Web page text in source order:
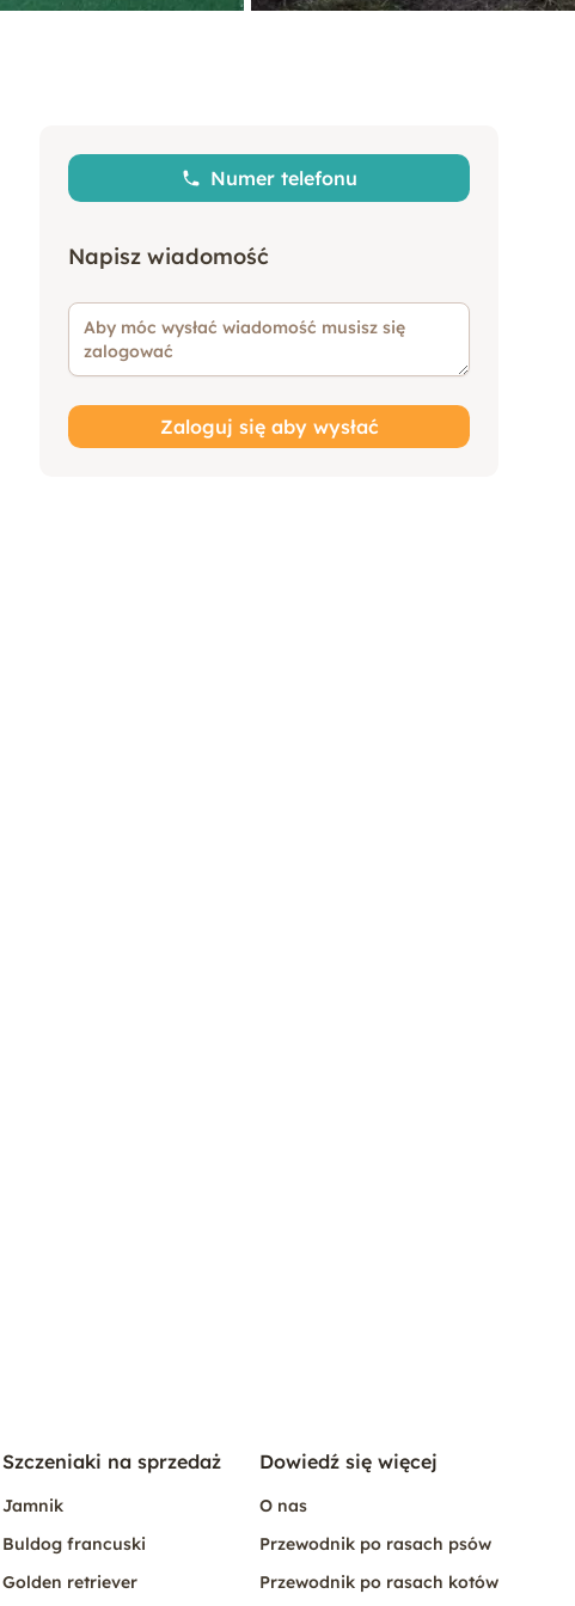
Numer telefonu
Napisz wiadomość
Zaloguj się aby wysłać
Szczeniaki na sprzedaż
Jamnik
Buldog francuski
Golden retriever
Dowiedź się więcej
O nas
Przewodnik po rasach psów
Przewodnik po rasach kotów